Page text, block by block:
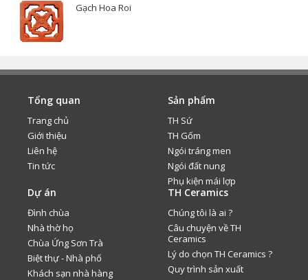
Gạch Hoa Roi
Tổng quan
Trang chủ
Giới thiệu
Liên hệ
Tin tức
Sản phẩm
TH Sứ
TH Gốm
Ngói tráng men
Ngói đất nung
Phụ kiện mái lợp
Dự án
Đình chùa
Nhà thờ họ
Chùa Ứng Sơn Trà
Biệt thự - Nhà phố
Khách sạn nhà hàng
TH Ceramics
Chúng tôi là ai ?
Câu chuyện về TH
Ceramics
Lý do chọn TH Ceramics ?
Quy trình sản xuất